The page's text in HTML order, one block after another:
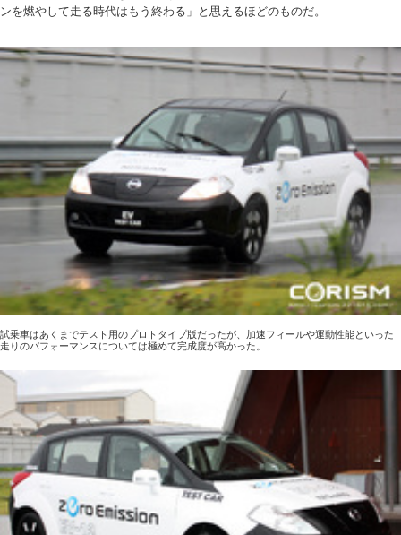
ンを燃やして走る時代はもう終わる」と思えるほどのものだ。
試乗車はあくまでテスト用のプロトタイプ版だったが、加速フィールや運動性能といった
走りのパフォーマンスについては極めて完成度が高かった。